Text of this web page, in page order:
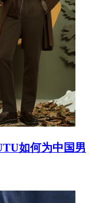
如何为中国男